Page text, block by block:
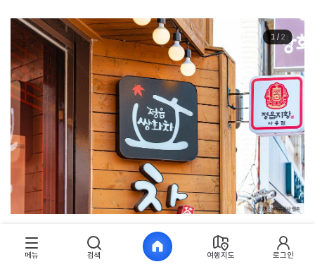
1/ 2
30년을 훌쩍 넘긴 노포부터 세련된 감각을 갖춘 새로운 찻집까지, 열아홉
곳의 쌍화차 전문점이 자리한다.
조선시대 왕에게 진상될 만큼 품질이 뛰어났던
메뉴 검색 여행지도 로그인